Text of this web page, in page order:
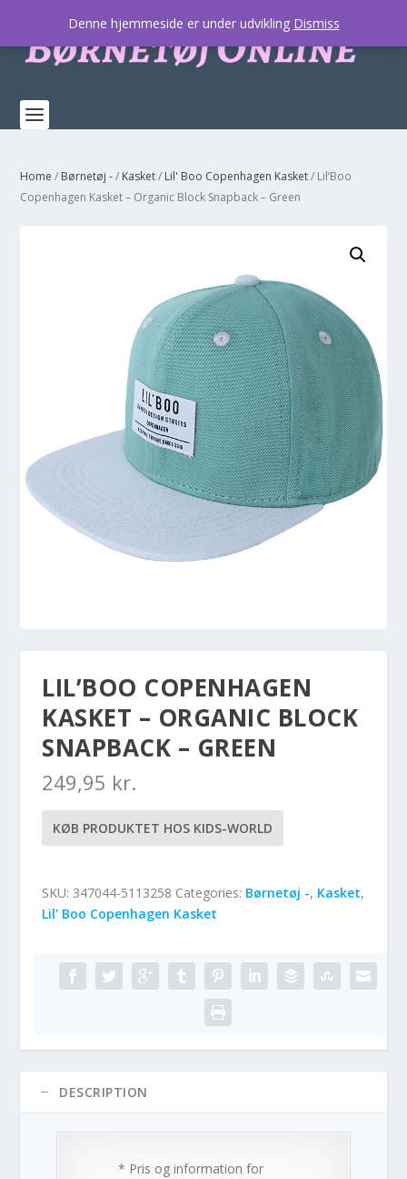
Home / Børnetøj -/ Kasket/ Lil' Boo Copenhagen Kasket/ Lil’Boo
Copenhagen Kasket – Organic Block Snapback – Green
LIL’BOO COPENHAGEN
KASKET – ORGANIC BLOCK
SNAPBACK – GREEN
249,95 kr.
KØB PRODUKTET HOS KIDS-WORLD
SKU: 347044-5113258 Categories: Børnetøj -, Kasket,
Lil' Boo Copenhagen Kasket
DESCRIPTION
* Pris og information for
Denne hjemmeside er under udvikling Dismiss